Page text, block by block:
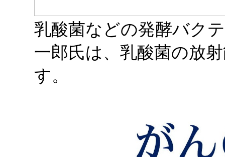
乳酸菌などの発酵バク
一郎氏は、乳酸菌の放
す。